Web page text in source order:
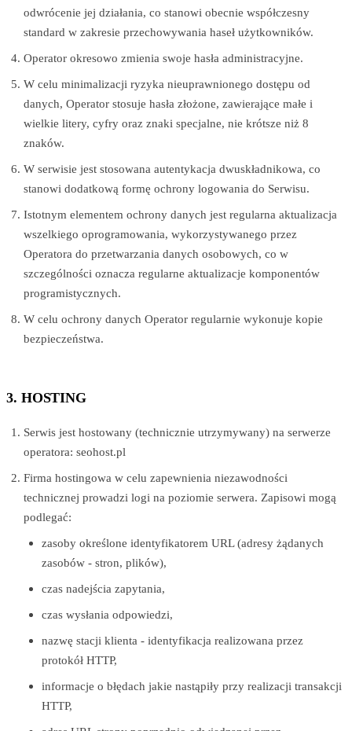
odwrócenie jej działania, co stanowi obecnie współczesny
standard w zakresie przechowywania haseł użytkowników.
Operator okresowo zmienia swoje hasła administracyjne.
W celu minimalizacji ryzyka nieuprawnionego dostępu od
danych, Operator stosuje hasła złożone, zawierające małe i
wielkie litery, cyfry oraz znaki specjalne, nie krótsze niż 8
znaków.
W serwisie jest stosowana autentykacja dwuskładnikowa, co
stanowi dodatkową formę ochrony logowania do Serwisu.
Istotnym elementem ochrony danych jest regularna aktualizacja
wszelkiego oprogramowania, wykorzystywanego przez
Operatora do przetwarzania danych osobowych, co w
szczególności oznacza regularne aktualizacje komponentów
programistycznych.
W celu ochrony danych Operator regularnie wykonuje kopie
bezpieczeństwa.
3. HOSTING
Serwis jest hostowany (technicznie utrzymywany) na serwerze
operatora: seohost.pl
Firma hostingowa w celu zapewnienia niezawodności
technicznej prowadzi logi na poziomie serwera. Zapisowi mogą
podlegać:
zasoby określone identyfikatorem URL (adresy żądanych
zasobów - stron, plików),
czas nadejścia zapytania,
czas wysłania odpowiedzi,
nazwę stacji klienta - identyfikacja realizowana przez
protokół HTTP,
informacje o błędach jakie nastąpiły przy realizacji transakcji
HTTP,